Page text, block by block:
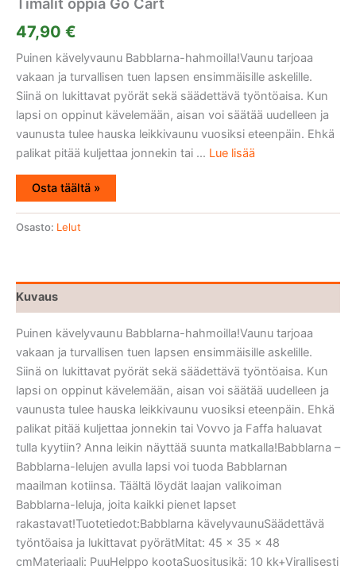
47,90 €
Puinen kävelyvaunu Babblarna-hahmoilla!Vaunu tarjoaa
vakaan ja turvallisen tuen lapsen ensimmäisille askelille.
Siinä on lukittavat pyörät sekä säädettävä työntöaisa. Kun
lapsi on oppinut kävelemään, aisan voi säätää uudelleen ja
vaunusta tulee hauska leikkivaunu vuosiksi eteenpäin. Ehkä
palikat pitää kuljettaa jonnekin tai ... Lue lisää
Osta täältä »
Osasto: Lelut
Kuvaus
Puinen kävelyvaunu Babblarna-hahmoilla!Vaunu tarjoaa
vakaan ja turvallisen tuen lapsen ensimmäisille askelille.
Siinä on lukittavat pyörät sekä säädettävä työntöaisa. Kun
lapsi on oppinut kävelemään, aisan voi säätää uudelleen ja
vaunusta tulee hauska leikkivaunu vuosiksi eteenpäin. Ehkä
palikat pitää kuljettaa jonnekin tai Vovvo ja Faffa haluavat
tulla kyytiin? Anna leikin näyttää suunta matkalla!Babblarna –
Babblarna-lelujen avulla lapsi voi tuoda Babblarnan
maailman kotiinsa. Täältä löydät laajan valikoiman
Babblarna-leluja, joita kaikki pienet lapset
rakastavat!Tuotetiedot:Babblarna kävelyvaunuSäädettävä
työntöaisa ja lukittavat pyörätMitat: 45 × 35 × 48
cmMateriaali: PuuHelppo kootaSuositusikä: 10 kk+Virallisesti